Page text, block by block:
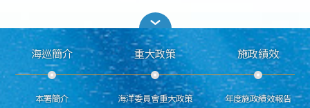
海巡簡介
本署簡介
重大政策
海洋委員會重大政策
施政績效
年度施政績效報告